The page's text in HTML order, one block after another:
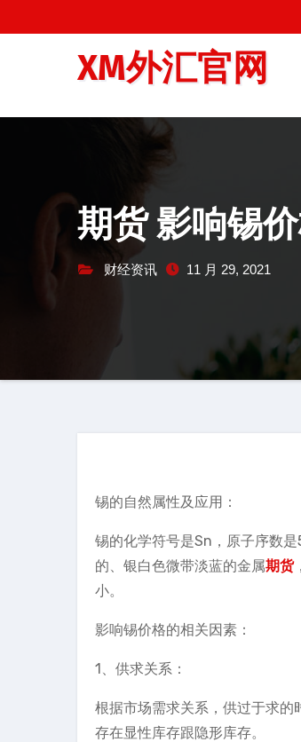
至
XM外汇官网
期货 影响锡
财经资讯 11 月 29, 2021
锡的自然属性及应用：
锡的化学符号是Sn，原子序数
的、银白色微带淡蓝的金属期货
小。
影响锡价格的相关因素：
1、供求关系：
根据市场需求关系，供过于求的
存在显性库存跟隐形库存。